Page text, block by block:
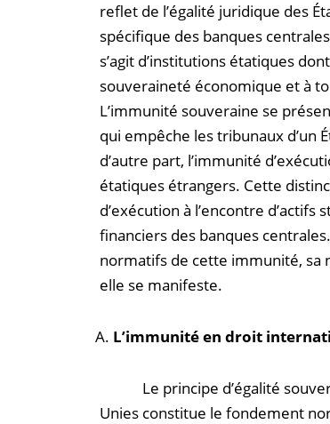
reflet de l’égalité juridique des
spécifique des banques
s’agit d’institutions étatiques
souveraineté économique et à
L’immunité souveraine se
qui empêche les tribunaux d’un
d’autre part, l’immunité
étatiques étrangers. Cette
d’exécution à l’encontre
financiers des banques
normatifs de cette immunité, sa
elle se manifeste.
L’immunité en droit
Le principe d’égalité
Unies constitue le fondement